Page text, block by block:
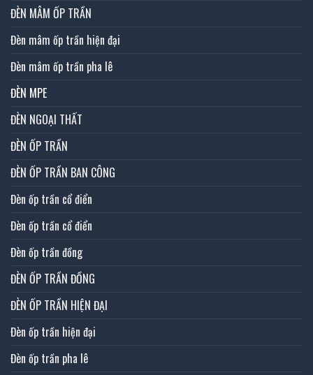
ĐÈN MÂM ỐP TRẦN
Đèn mâm ốp trần hiện đại
Đèn mâm ốp trần pha lê
ĐÈN MPE
ĐÈN NGOẠI THẤT
ĐÈN ỐP TRẦN
ĐÈN ỐP TRẦN BAN CÔNG
Đèn ốp trần cổ điển
Đèn ốp trần cổ điển
Đèn ốp trần đồng
ĐÈN ỐP TRẦN ĐỒNG
ĐÈN ỐP TRẦN HIỆN ĐẠI
Đèn ốp trần hiện đại
Đèn ốp trần pha lê